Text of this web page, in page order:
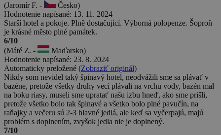
(Jaromír F. -
Česko)
Hodnotenie napísané: 13. 11. 2024
Starší hotel a pokoje. Plně dostačující. Výborná polopenze. Šoproň
je krásné město plné památek.
6/10
(Máté Z. -
Maďarsko)
Hodnotenie napísané: 23. 8. 2024
Automaticky preložené (Zobraziť originál)
Nikdy som nevidel taký špinavý hotel, neodvážili sme sa plávať v
bazéne, pretože všetky druhy vecí plávali na vrchu vody, bazén mal
na boku riasy, museli sme upratať našu izbu hneď, ako sme prišli,
pretože všetko bolo tak špinavé a všetko bolo plné pavučín, na
raňajky a večeru sú 2-3 hlavné jedlá, ale keď sa vyčerpajú, majú
problém s doplnením, zvyšok jedla nie je doplnený.
7/10